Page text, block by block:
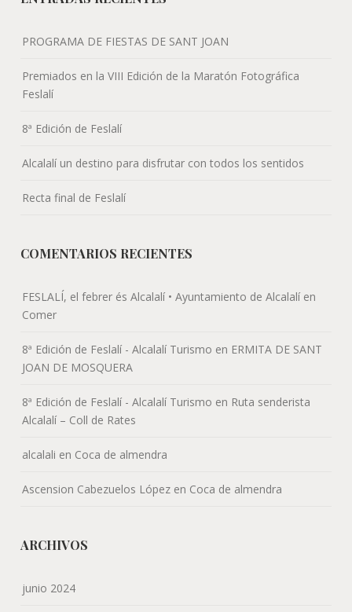
PROGRAMA DE FIESTAS DE SANT JOAN
Premiados en la VIII Edición de la Maratón Fotográfica
Feslalí
8ª Edición de Feslalí
Alcalalí un destino para disfrutar con todos los sentidos
Recta final de Feslalí
COMENTARIOS RECIENTES
FESLALÍ, el febrer és Alcalalí • Ayuntamiento de Alcalalí en
Comer
8ª Edición de Feslalí - Alcalalí Turismo en ERMITA DE SANT
JOAN DE MOSQUERA
8ª Edición de Feslalí - Alcalalí Turismo en Ruta senderista
Alcalalí – Coll de Rates
alcalali en Coca de almendra
Ascension Cabezuelos López en Coca de almendra
ARCHIVOS
junio 2024